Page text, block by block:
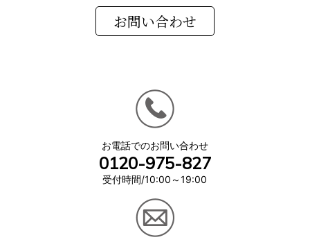
お電話でのお問い合わせ
0120-975-827
受付時間/10:00～19:00